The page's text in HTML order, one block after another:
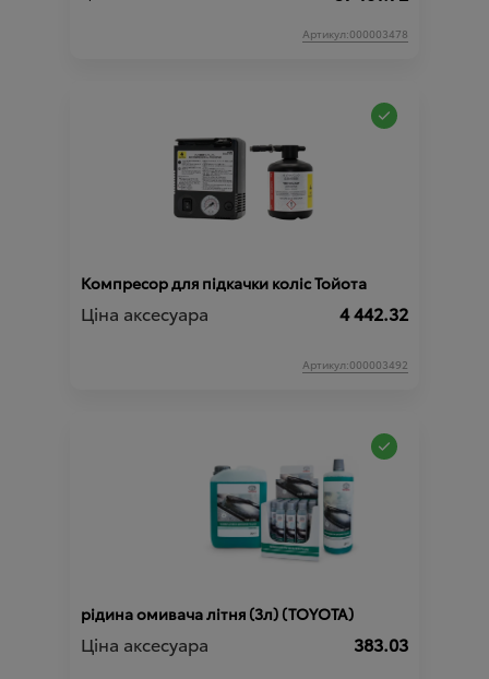
Артикул:000003478
Компресор для підкачки коліс Тойота
Ціна аксесуара 4 442.32
Артикул:000003492
рідина омивача літня (3л) (TOYOTA)
Ціна аксесуара 383.03